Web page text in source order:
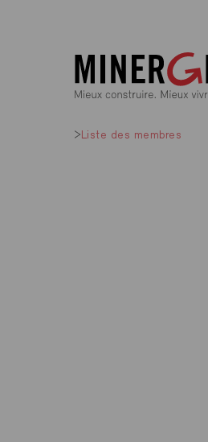
Liste des membres